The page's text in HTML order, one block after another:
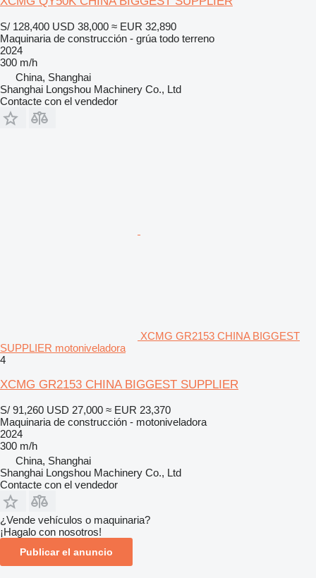
S/ 128,400 USD 38,000 ≈ EUR 32,890
Maquinaria de construcción - grúa todo terreno
2024
300 m/h
China, Shanghai
Shanghai Longshou Machinery Co., Ltd
Contacte con el vendedor
XCMG GR2153 CHINA BIGGEST
SUPPLIER motoniveladora
4
XCMG GR2153 CHINA BIGGEST SUPPLIER
S/ 91,260 USD 27,000 ≈ EUR 23,370
Maquinaria de construcción - motoniveladora
2024
300 m/h
China, Shanghai
Shanghai Longshou Machinery Co., Ltd
Contacte con el vendedor
¿Vende vehículos o maquinaria?
¡Hagalo con nosotros!
Publicar el anuncio